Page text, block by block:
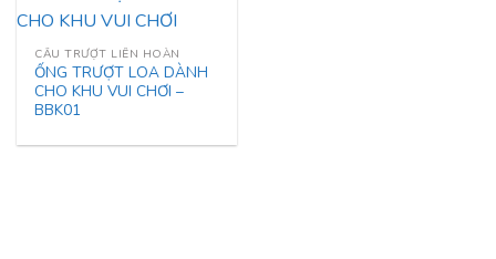
CẦU TRƯỢT LIÊN HOÀN
ỐNG TRƯỢT LOA DÀNH
CHO KHU VUI CHƠI –
BBK01